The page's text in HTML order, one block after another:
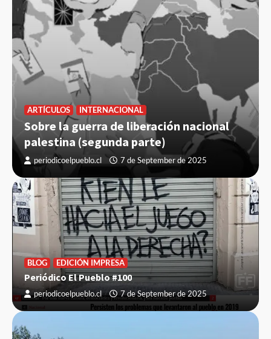
ARTÍCULOS INTERNACIONAL
Sobre la guerra de liberación nacional
palestina (segunda parte)
periodicoelpueblo.cl 7 de September de 2025
BLOG EDICIÓN IMPRESA
Periódico El Pueblo #100
periodicoelpueblo.cl 7 de September de 2025